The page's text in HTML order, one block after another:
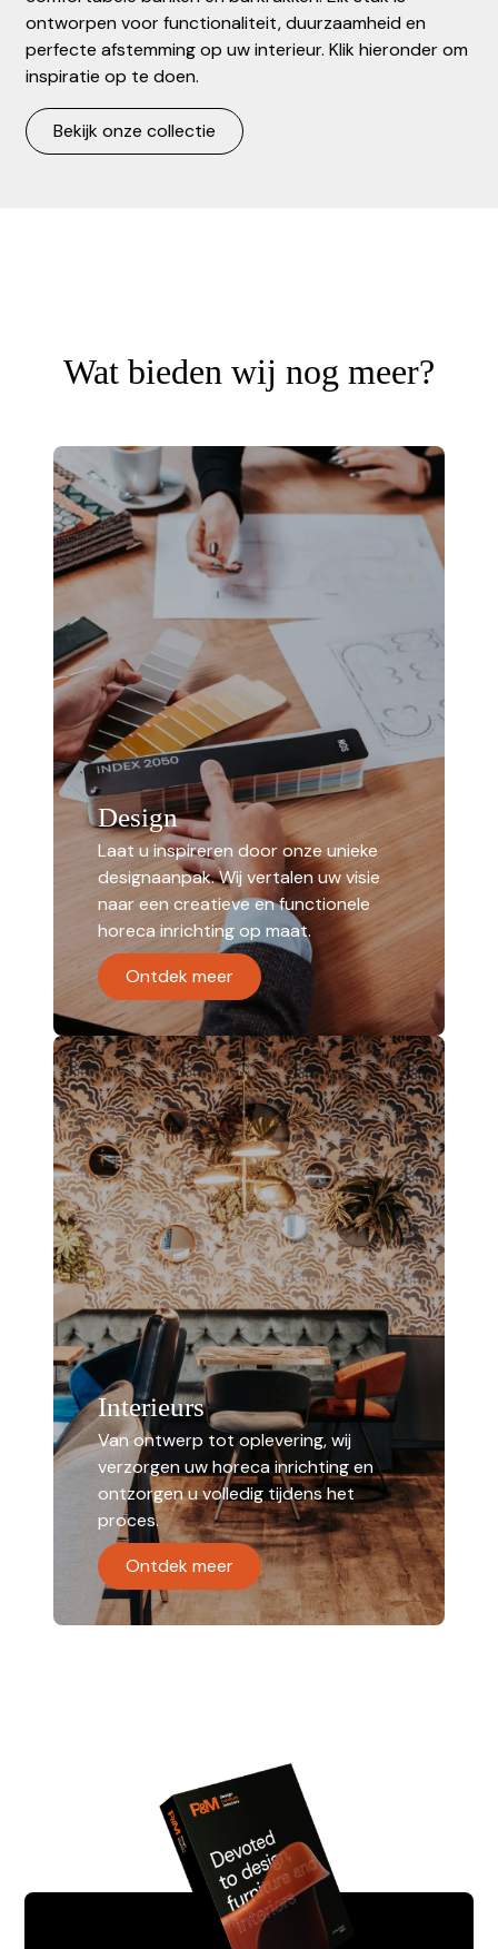
ontworpen voor functionaliteit, duurzaamheid en
perfecte afstemming op uw interieur. Klik hieronder om
inspiratie op te doen.
Bekijk onze collectie
Wat bieden wij nog meer?
Design
Laat u inspireren door onze unieke
designaanpak. Wij vertalen uw visie
naar een creatieve en functionele
horeca inrichting op maat.
Ontdek meer
Interieurs
Van ontwerp tot oplevering, wij
verzorgen uw horeca inrichting en
ontzorgen u volledig tijdens het
proces.
Ontdek meer